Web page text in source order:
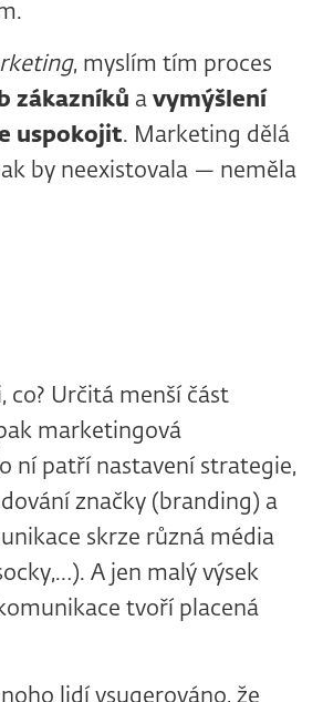
, myslím tím proces
zákazníků a vymýšlení
uspokojit. Marketing dělá
by neexistovala — neměla
co? Určitá menší část
marketingová
ní patří nastavení strategie,
značky (branding) a
skrze různá média
A jen malý výsek
tvoří placená
lidí vsugerováno, že